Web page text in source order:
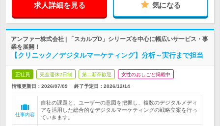
求人詳細を見る 気になる
アンファー株式会社 | 「スカルプD」シリーズを中心に幅広いサービス・事
業を展開！
【クリニック／デジタルマーケティング】分析～実行まで担当
正社員 完全週休2日制 第二新卒歓迎 女性のおしごと掲載中
情報更新日：2026/07/09 終了予定日： 2026/12/14
仕事内容
自社の課題と、ユーザーの意図を把握し、複数のデジタルメディ
アを活用した総合的なデジタルマーケティングの戦略立案を行っ
ていきます。